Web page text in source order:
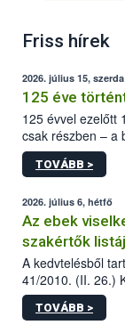
Friss hírek
2026. július 15, szerda
125 éve
125 évvel ezelőtt
csak részben – a
állomás a Kis
tervezett új
TOVÁBB >
2026. július 6, hétfő
Az ebek
szakértők
A kedvtelésből
41/2010. (II. 26.)
sérülés, illetve
hatósági
TOVÁBB >